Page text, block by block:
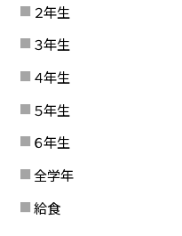
２年生
３年生
４年生
５年生
６年生
全学年
給食